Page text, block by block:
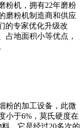
粉机，拥有22年磨粉
磨粉机制造商和供应
的专家优化升级改
占地面积小等优点，
粉的加工设备，此微
小于6%，莫氏硬度在